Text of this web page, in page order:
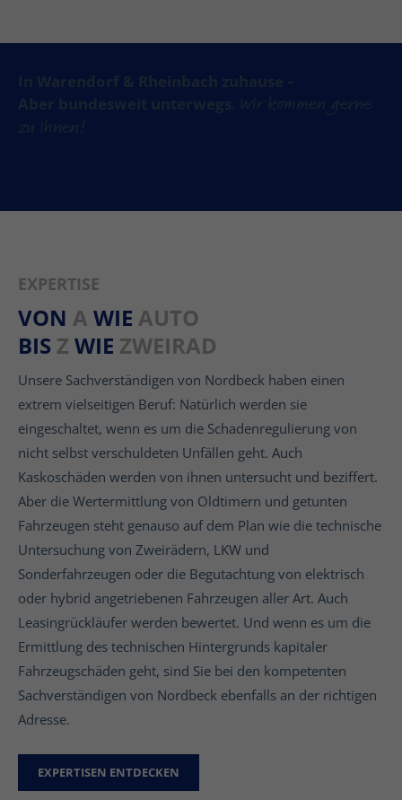
EXPERTISE
VON A WIE AUTO
BIS Z WIE ZWEIRAD
Unsere Sachverständigen von Nordbeck haben einen
extrem vielseitigen Beruf: Natürlich werden sie
eingeschaltet, wenn es um die Schadenregulierung von
nicht selbst verschuldeten Unfällen geht. Auch
Kaskoschäden werden von ihnen untersucht und beziffert.
Aber die Wertermittlung von Oldtimern und getunten
Fahrzeugen steht genauso auf dem Plan wie die technische
Untersuchung von Zweirädern, LKW und
Sonderfahrzeugen oder die Begutachtung von elektrisch
oder hybrid angetriebenen Fahrzeugen aller Art. Auch
Leasingrückläufer werden bewertet. Und wenn es um die
Ermittlung des technischen Hintergrunds kapitaler
Fahrzeugschäden geht, sind Sie bei den kompetenten
Sachverständigen von Nordbeck ebenfalls an der richtigen
Adresse.
EXPERTISEN ENTDECKEN